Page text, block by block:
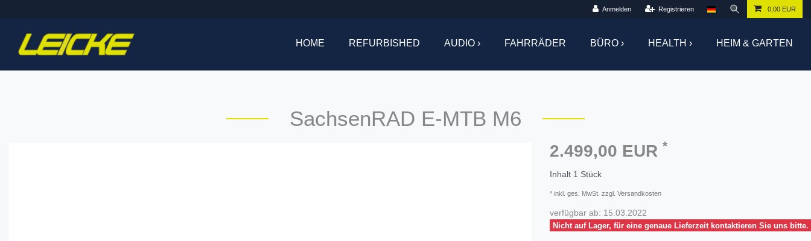
Anmelden Registrieren 0,00 EUR
HOME REFURBISHED AUDIO › FAHRRÄDER BÜRO › HEALTH › HEIM & GARTEN
SachsenRAD E-MTB M6
2.499,00 EUR *
Inhalt 1 Stück
* inkl. ges. MwSt. zzgl. Versandkosten
verfügbar ab: 15.03.2022
Nicht auf Lager, für eine genaue Lieferzeit kontaktieren Sie uns bitte.